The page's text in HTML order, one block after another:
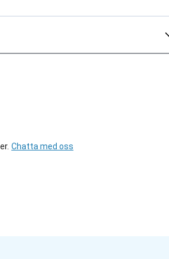
Chatta med oss